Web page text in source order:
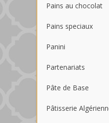
Pains au chocolat
Pains speciaux
Panini
Partenariats
Pâte de Base
Pâtisserie